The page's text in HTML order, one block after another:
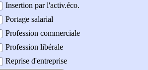
Insertion par l'activ.éco.
Portage salarial
Profession commerciale
Profession libérale
Reprise d'entreprise